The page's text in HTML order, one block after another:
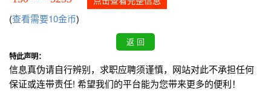
(查看需要10金币)
特此声明：
信息真伪请自行辨别，求职应聘须谨慎，网站对此不承担任何
保证或连带责任! 希望我们的平台能为您带来更多的便利！